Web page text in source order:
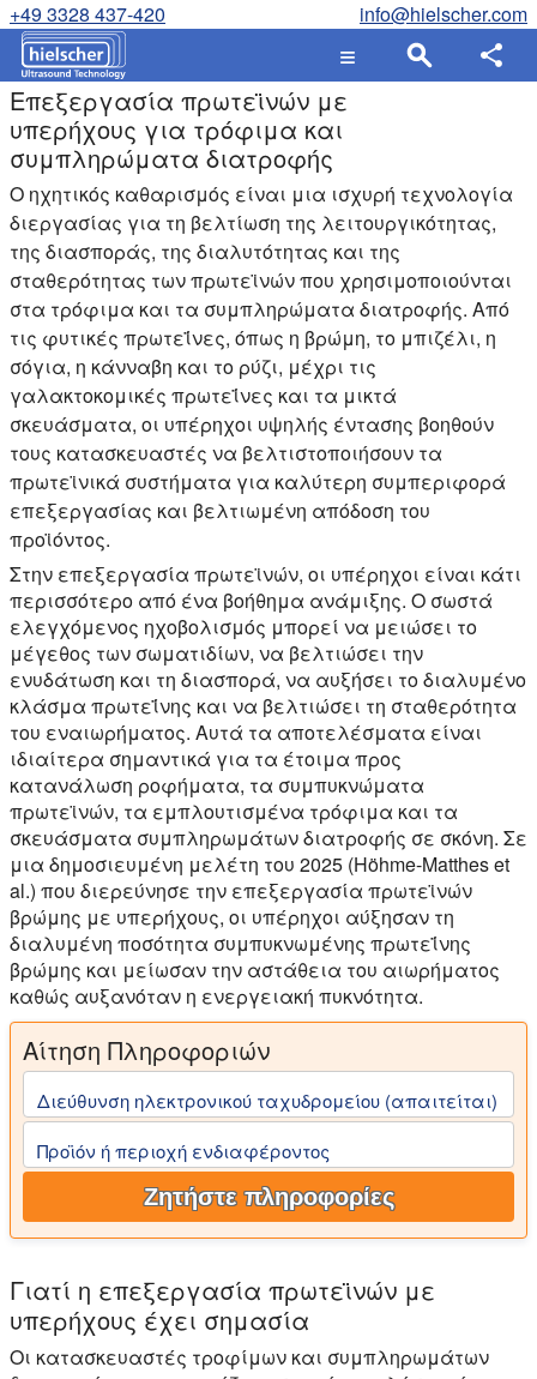
+49 3328 437-420 info@hielscher.com
Επεξεργασία πρωτεϊνών με
υπερήχους για τρόφιμα και
συμπληρώματα διατροφής
Ο ηχητικός καθαρισμός είναι μια ισχυρή τεχνολογία
διεργασίας για τη βελτίωση της λειτουργικότητας,
της διασποράς, της διαλυτότητας και της
σταθερότητας των πρωτεϊνών που χρησιμοποιούνται
στα τρόφιμα και τα συμπληρώματα διατροφής. Από
τις φυτικές πρωτεΐνες, όπως η βρώμη, το μπιζέλι, η
σόγια, η κάνναβη και το ρύζι, μέχρι τις
γαλακτοκομικές πρωτεΐνες και τα μικτά
σκευάσματα, οι υπέρηχοι υψηλής έντασης βοηθούν
τους κατασκευαστές να βελτιστοποιήσουν τα
πρωτεϊνικά συστήματα για καλύτερη συμπεριφορά
επεξεργασίας και βελτιωμένη απόδοση του
προϊόντος.
Στην επεξεργασία πρωτεϊνών, οι υπέρηχοι είναι κάτι
περισσότερο από ένα βοήθημα ανάμιξης. Ο σωστά
ελεγχόμενος ηχοβολισμός μπορεί να μειώσει το
μέγεθος των σωματιδίων, να βελτιώσει την
ενυδάτωση και τη διασπορά, να αυξήσει το διαλυμένο
κλάσμα πρωτεΐνης και να βελτιώσει τη σταθερότητα
του εναιωρήματος. Αυτά τα αποτελέσματα είναι
ιδιαίτερα σημαντικά για τα έτοιμα προς
κατανάλωση ροφήματα, τα συμπυκνώματα
πρωτεϊνών, τα εμπλουτισμένα τρόφιμα και τα
σκευάσματα συμπληρωμάτων διατροφής σε σκόνη. Σε
μια δημοσιευμένη μελέτη του 2025 (Höhme-Matthes et
al.) που διερεύνησε την επεξεργασία πρωτεϊνών
βρώμης με υπερήχους, οι υπέρηχοι αύξησαν τη
διαλυμένη ποσότητα συμπυκνωμένης πρωτεΐνης
βρώμης και μείωσαν την αστάθεια του αιωρήματος
καθώς αυξανόταν η ενεργειακή πυκνότητα.
Αίτηση Πληροφοριών
Διεύθυνση ηλεκτρονικού ταχυδρομείου (απαιτείται)
Προϊόν ή περιοχή ενδιαφέροντος
Ζητήστε πληροφορίες
Γιατί η επεξεργασία πρωτεϊνών με
υπερήχους έχει σημασία
Οι κατασκευαστές τροφίμων και συμπληρωμάτων